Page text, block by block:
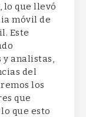
lo que llevó
móvil de
Este
analistas,
del
los
que
que esto